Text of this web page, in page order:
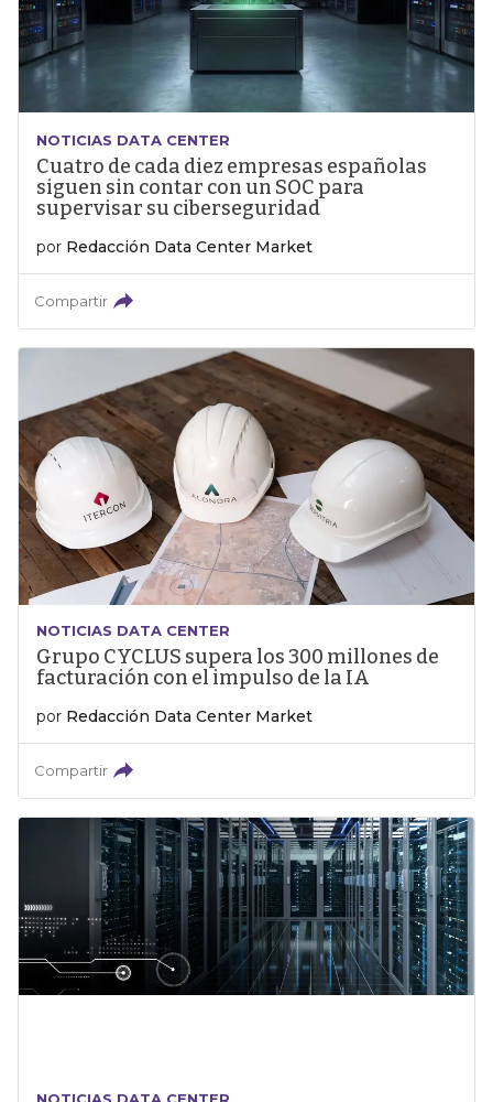
NOTICIAS DATA CENTER
Cuatro de cada diez empresas españolas
siguen sin contar con un SOC para
supervisar su ciberseguridad
por Redacción Data Center Market
Compartir
NOTICIAS DATA CENTER
Grupo CYCLUS supera los 300 millones de
facturación con el impulso de la IA
por Redacción Data Center Market
Compartir